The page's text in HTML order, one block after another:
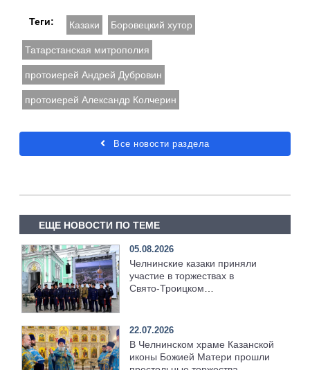
Теги: Казаки Боровецкий хутор
Татарстанская митрополия
протоиерей Андрей Дубровин
протоиерей Александр Колчерин
Все новости раздела
ЕЩЕ НОВОСТИ ПО ТЕМЕ
05.08.2026
Челнинские казаки приняли
участие в торжествах в
Свято‑Троицком
22.07.2026
В Челнинском храме Казанской
иконы Божией Матери прошли